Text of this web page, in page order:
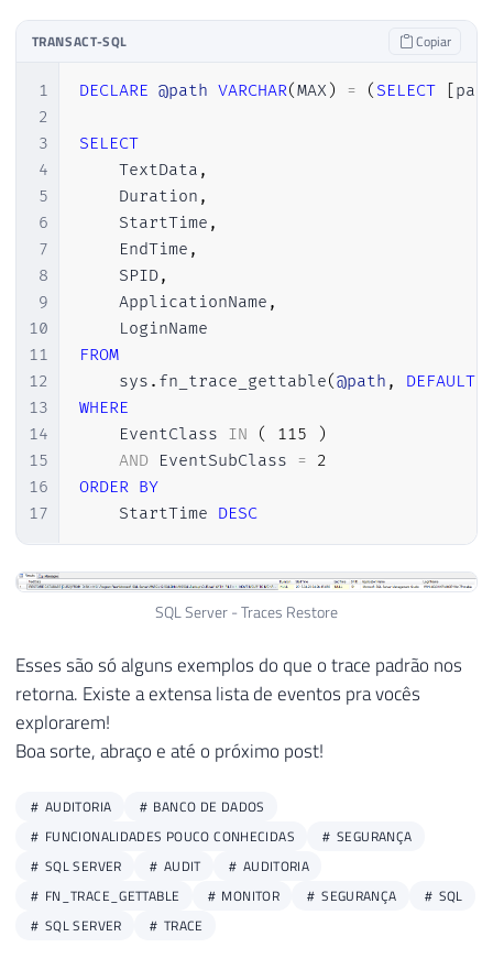
TRANSACT-SQL Copiar
1
2
3
4
5
6
7
8
9
10
11
12
13
14
15
16
17
DECLARE @path VARCHAR(MAX) = ( SELECT
SELECT
    TextData
,
    Duration
,
    StartTime
,
    EndTime
,
    SPID
,
    ApplicationName
,
FROM
    sys
. fn_trace_gettable(@path , DEFAULT)
WHERE
    EventClass
IN ( 115
)
AND EventSubClass = 2
ORDER BY
    StartTime
DESC
SQL Server - Traces Restore
Esses são só alguns exemplos do que o trace padrão nos
retorna. Existe a extensa lista de eventos pra vocês
explorarem!
Boa sorte, abraço e até o próximo post!
AUDITORIA
BANCO DE DADOS
FUNCIONALIDADES POUCO CONHECIDAS
SEGURANÇA
SQL SERVER
AUDIT
AUDITORIA
FN_TRACE_GETTABLE
MONITOR SEGURANÇA
SQL
SQL SERVER
TRACE